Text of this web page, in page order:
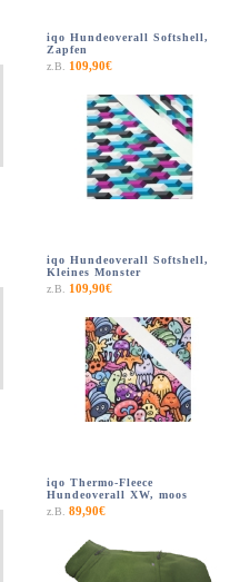
iqo Hundeoverall Softshell,
Zapfen
z.B.
109,90€
iqo Hundeoverall Softshell,
Kleines Monster
z.B.
109,90€
iqo Thermo-Fleece
Hundeoverall XW, moos
z.B. 89,90€